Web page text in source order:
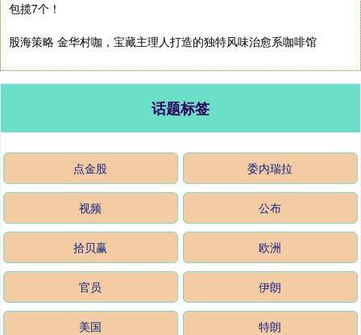
包揽7个！
股海策略 金华村咖，宝藏主理人打造的独特风味治愈系咖啡馆
话题标签
点金股 委内瑞拉
视频 公布
拾贝赢 欧洲
官员 伊朗
美国 特朗